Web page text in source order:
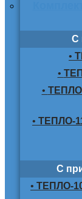
С
•
•
•
• ТЕПЛО-
С
• ТЕПЛО-